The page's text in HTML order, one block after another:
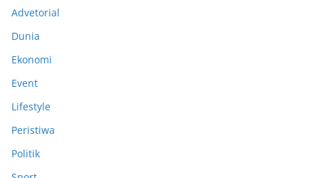
Advetorial
Dunia
Ekonomi
Event
Lifestyle
Peristiwa
Politik